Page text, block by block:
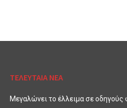
ΤΕΛΕΥΤΑΙΑ ΝΕΑ
Μεγαλώνει το έλλειμα σε